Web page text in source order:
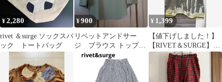
¥2,280
rivet ＆surge ソックスバ
ック トートバッグ
¥900
リベットアンドサー
ジ ブラウス トップス
フレアカットソー
¥ 1,399
【値下げしました！】
【RIVET＆SURGE】サ
ーカス柄フレアスカー
ト カーキ